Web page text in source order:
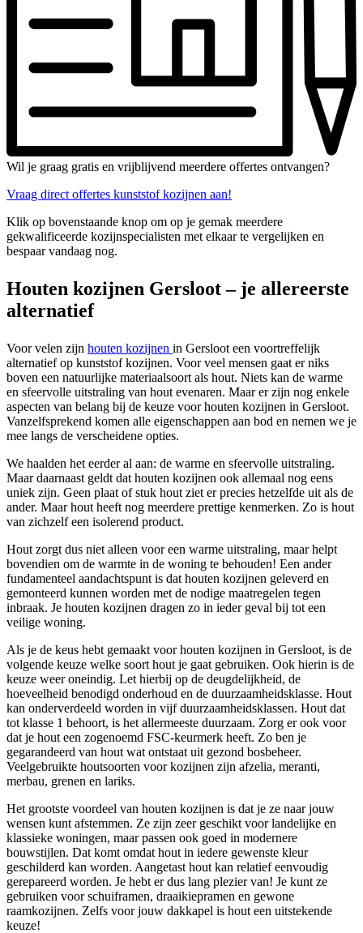
Wil je graag gratis en vrijblijvend meerdere offertes ontvangen?
Vraag direct offertes kunststof kozijnen aan!
Klik op bovenstaande knop om op je gemak meerdere
gekwalificeerde kozijnspecialisten met elkaar te vergelijken en
bespaar vandaag nog.
Houten kozijnen Gersloot – je allereerste
alternatief
Voor velen zijn houten kozijnen in Gersloot een voortreffelijk
alternatief op kunststof kozijnen. Voor veel mensen gaat er niks
boven een natuurlijke materiaalsoort als hout. Niets kan de warme
en sfeervolle uitstraling van hout evenaren. Maar er zijn nog enkele
aspecten van belang bij de keuze voor houten kozijnen in Gersloot.
Vanzelfsprekend komen alle eigenschappen aan bod en nemen we je
mee langs de verscheidene opties.
We haalden het eerder al aan: de warme en sfeervolle uitstraling.
Maar daarnaast geldt dat houten kozijnen ook allemaal nog eens
uniek zijn. Geen plaat of stuk hout ziet er precies hetzelfde uit als de
ander. Maar hout heeft nog meerdere prettige kenmerken. Zo is hout
van zichzelf een isolerend product.
Hout zorgt dus niet alleen voor een warme uitstraling, maar helpt
bovendien om de warmte in de woning te behouden! Een ander
fundamenteel aandachtspunt is dat houten kozijnen geleverd en
gemonteerd kunnen worden met de nodige maatregelen tegen
inbraak. Je houten kozijnen dragen zo in ieder geval bij tot een
veilige woning.
Als je de keus hebt gemaakt voor houten kozijnen in Gersloot, is de
volgende keuze welke soort hout je gaat gebruiken. Ook hierin is de
keuze weer oneindig. Let hierbij op de deugdelijkheid, de
hoeveelheid benodigd onderhoud en de duurzaamheidsklasse. Hout
kan onderverdeeld worden in vijf duurzaamheidsklassen. Hout dat
tot klasse 1 behoort, is het allermeeste duurzaam. Zorg er ook voor
dat je hout een zogenoemd FSC-keurmerk heeft. Zo ben je
gegarandeerd van hout wat ontstaat uit gezond bosbeheer.
Veelgebruikte houtsoorten voor kozijnen zijn afzelia, meranti,
merbau, grenen en lariks.
Het grootste voordeel van houten kozijnen is dat je ze naar jouw
wensen kunt afstemmen. Ze zijn zeer geschikt voor landelijke en
klassieke woningen, maar passen ook goed in modernere
bouwstijlen. Dat komt omdat hout in iedere gewenste kleur
geschilderd kan worden. Aangetast hout kan relatief eenvoudig
gerepareerd worden. Je hebt er dus lang plezier van! Je kunt ze
gebruiken voor schuiframen, draaikiepramen en gewone
raamkozijnen. Zelfs voor jouw dakkapel is hout een uitstekende
keuze!